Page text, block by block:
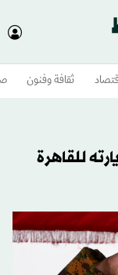
ثقافة وفنون
للقاهرة